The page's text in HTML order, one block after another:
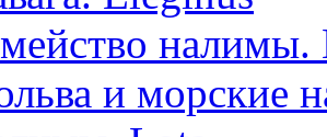
и морские